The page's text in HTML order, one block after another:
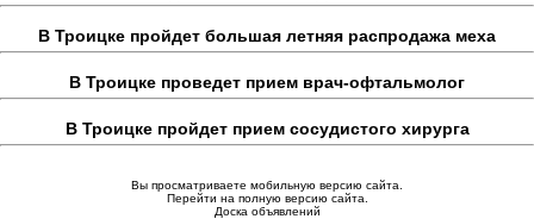
В Троицке пройдет большая летняя распродажа меха
В Троицке проведет прием врач-офтальмолог
В Троицке пройдет прием сосудистого хирурга
Вы просматриваете мобильную версию сайта.
Перейти на полную версию сайта.
Доска объявлений